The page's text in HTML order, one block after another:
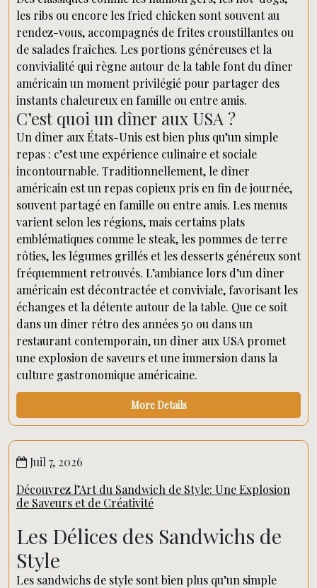
les ribs ou encore les fried chicken sont souvent au
rendez-vous, accompagnés de frites croustillantes ou
de salades fraîches. Les portions généreuses et la
convivialité qui règne autour de la table font du dîner
américain un moment privilégié pour partager des
instants chaleureux en famille ou entre amis.
C’est quoi un dîner aux USA ?
Un dîner aux États-Unis est bien plus qu’un simple
repas : c’est une expérience culinaire et sociale
incontournable. Traditionnellement, le dîner
américain est un repas copieux pris en fin de journée,
souvent partagé en famille ou entre amis. Les menus
varient selon les régions, mais certains plats
emblématiques comme le steak, les pommes de terre
rôties, les légumes grillés et les desserts généreux sont
fréquemment retrouvés. L’ambiance lors d’un dîner
américain est décontractée et conviviale, favorisant les
échanges et la détente autour de la table. Que ce soit
dans un diner rétro des années 50 ou dans un
restaurant contemporain, un dîner aux USA promet
une explosion de saveurs et une immersion dans la
culture gastronomique américaine.
More Details
Juil 7, 2026
Découvrez l’Art du Sandwich de Style: Une Explosion
de Saveurs et de Créativité
Les Délices des Sandwichs de
Style
Les sandwichs de style sont bien plus qu’un simple